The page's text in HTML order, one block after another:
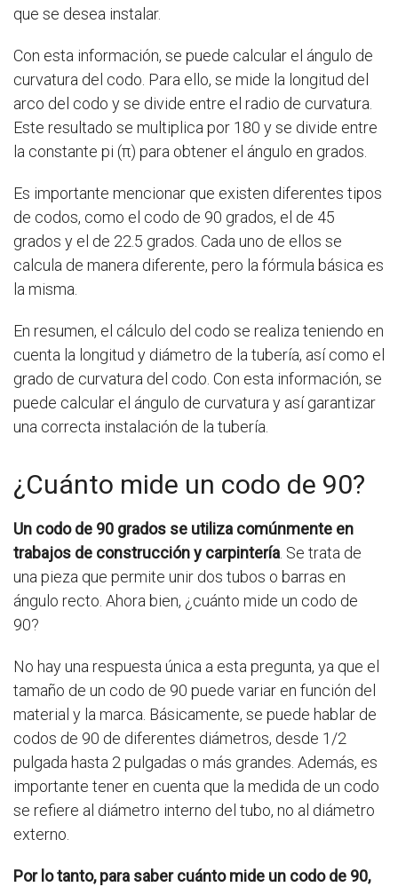
que se desea instalar.
Con esta información, se puede calcular el ángulo de
curvatura del codo. Para ello, se mide la longitud del
arco del codo y se divide entre el radio de curvatura.
Este resultado se multiplica por 180 y se divide entre
la constante pi (π) para obtener el ángulo en grados.
Es importante mencionar que existen diferentes tipos
de codos, como el codo de 90 grados, el de 45
grados y el de 22.5 grados. Cada uno de ellos se
calcula de manera diferente, pero la fórmula básica es
la misma.
En resumen, el cálculo del codo se realiza teniendo en
cuenta la longitud y diámetro de la tubería, así como el
grado de curvatura del codo. Con esta información, se
puede calcular el ángulo de curvatura y así garantizar
una correcta instalación de la tubería.
¿Cuánto mide un codo de 90?
Un codo de 90 grados se utiliza comúnmente en
trabajos de construcción y carpintería. Se trata de
una pieza que permite unir dos tubos o barras en
ángulo recto. Ahora bien, ¿cuánto mide un codo de
90?
No hay una respuesta única a esta pregunta, ya que el
tamaño de un codo de 90 puede variar en función del
material y la marca. Básicamente, se puede hablar de
codos de 90 de diferentes diámetros, desde 1/2
pulgada hasta 2 pulgadas o más grandes. Además, es
importante tener en cuenta que la medida de un codo
se refiere al diámetro interno del tubo, no al diámetro
externo.
Por lo tanto, para saber cuánto mide un codo de 90,